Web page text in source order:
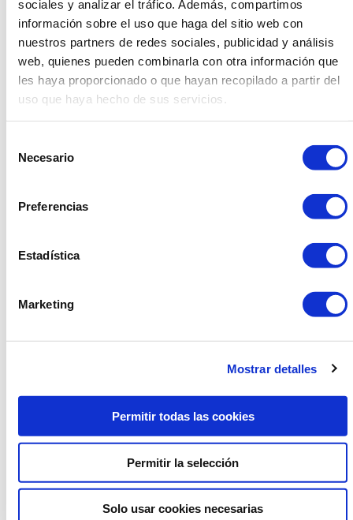
sociales y analizar el tráfico. Además, compartimos
información sobre el uso que haga del sitio web con
nuestros partners de redes sociales, publicidad y análisis
web, quienes pueden combinarla con otra información que
les haya proporcionado o que hayan recopilado a partir del
uso que haya hecho de sus servicios.
Necesario
Preferencias
Estadística
Marketing
Mostrar detalles
Permitir todas las cookies
Permitir la selección
Solo usar cookies necesarias
Adiós a la tendencia
romanticismo onírico. Aunque parezca un clásico de las
ensueño y de fantasía. Rincones que emulan jardines
muy naturales como el musgo, las flores silvestres, las
hortensias, así como otros detalles más rústicos-chic
Tipspara hacer de tu boda un